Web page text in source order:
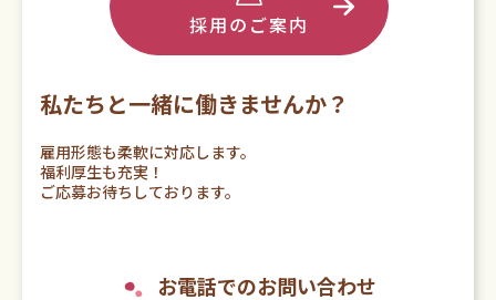
採用のご案内
私たちと一緒に働きませんか？
雇用形態も柔軟に対応します。
福利厚生も充実！
ご応募お待ちしております。
お電話でのお問い合わせ